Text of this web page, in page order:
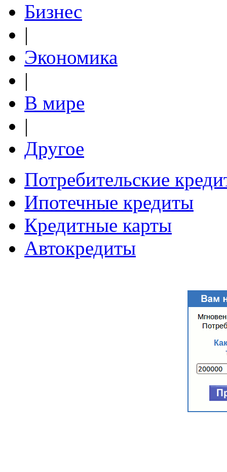
Бизнес
|
Экономика
|
В мире
|
Другое
Потребительские
Ипотечные кредиты
Кредитные карты
Автокредиты